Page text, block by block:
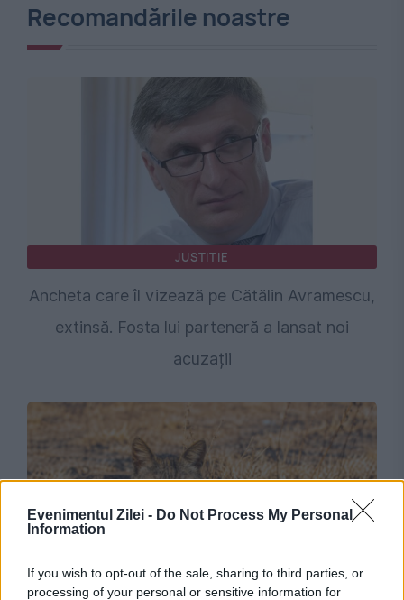
Evenimentul Zilei - Do Not Process My Personal
Information
If you wish to opt-out of the sale, sharing to third parties, or
processing of your personal or sensitive information for
Recomandările noastre
JUSTITIE
Ancheta care îl vizează pe Cătălin Avramescu,
extinsă. Fosta lui parteneră a lansat noi
acuzații
INTERNATIONAL